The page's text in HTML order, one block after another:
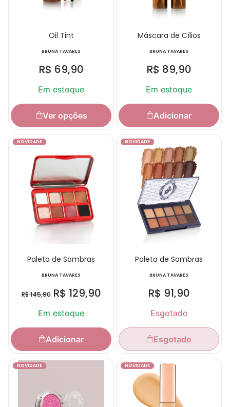
Oil Tint
BRUNA TAVARES
R$ 69,90
Em estoque
Ver opções
Máscara de Cílios
BRUNA TAVARES
R$ 89,90
Em estoque
Adicionar
NOVIDADE
Paleta de Sombras
BRUNA TAVARES
R$145,90 R$ 129,90
Em estoque
Adicionar
NOVIDADE
Paleta de Sombras
BRUNA TAVARES
R$ 91,90
Esgotado
Esgotado
NOVIDADE NOVIDADE